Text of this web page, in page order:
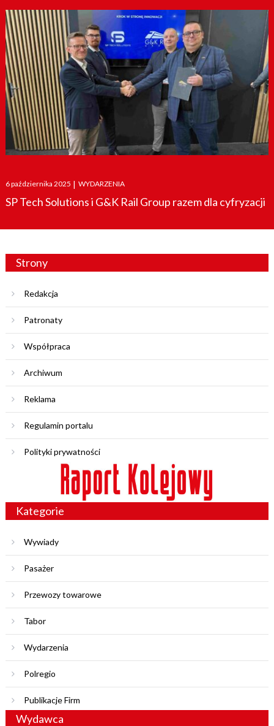
Posted
on
6 października 2025 | WYDARZENIA
SP Tech Solutions i G&K Rail Group razem dla cyfryzacji
Strony
Redakcja
Patronaty
Współpraca
Archiwum
Reklama
Regulamin portalu
Polityki prywatności
Kategorie
Wywiady
Pasażer
Przewozy towarowe
Tabor
Wydarzenia
Polregio
Publikacje Firm
Wydawca